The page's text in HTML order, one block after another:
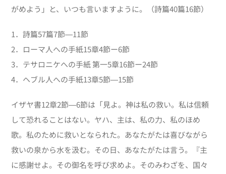
がめよう」と、いつも言いますように。（詩篇40篇16節）
1．詩篇57篇7節―11節
2．ローマ人への手紙15章4節ー6節
3．テサロニケへの手紙 第一5章16節ー24節
4．ヘブル人への手紙13章5節―15節
イザヤ書12章2節―6節は「見よ。神は私の救い。私は信頼
して恐れることはない。ヤハ、主は、私の力、私のほめ
歌。私のために救いとなられた。あなたがたは喜びながら
救いの泉から水を汲む。その日、あなたがたは言う。『主
に感謝せよ。その御名を呼び求めよ。そのみわざを、国々